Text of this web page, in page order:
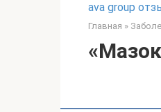
ava group
Главная »